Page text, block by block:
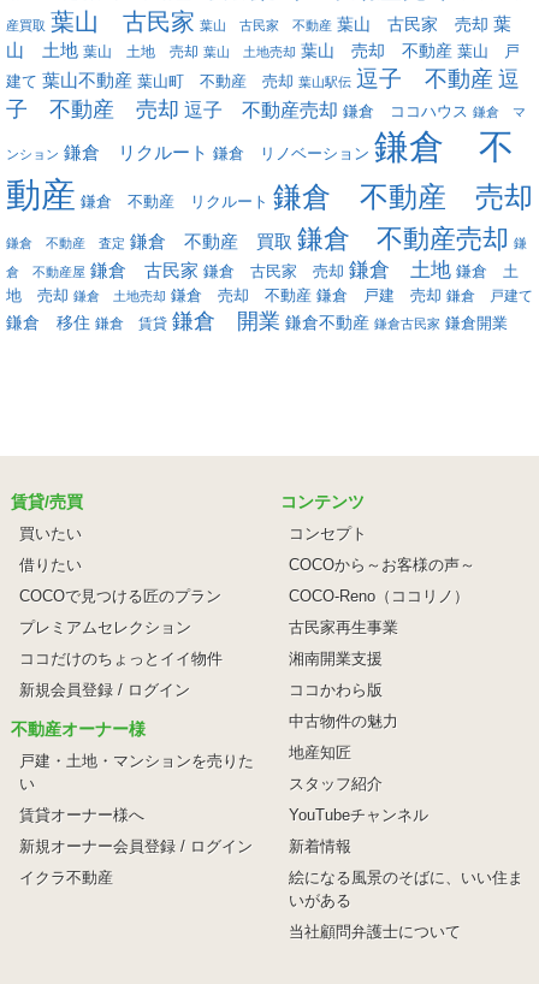
産買取 葉山 古民家 葉山 古民家 不動産 葉山 古民家 売却 葉
山 土地 葉山 土地 売却 葉山 土地売却 葉山 売却 不動産 葉山 戸
建て 葉山不動産 葉山町 不動産 売却 葉山駅伝 逗子 不動産 逗
子 不動産 売却 逗子 不動産売却 鎌倉 ココハウス 鎌倉 マ
ンション 鎌倉 リクルート 鎌倉 リノベーション 鎌倉 不
動産 鎌倉 不動産 リクルート 鎌倉 不動産 売却
鎌倉 不動産 査定 鎌倉 不動産 買取 鎌倉 不動産売却 鎌
倉 不動産屋 鎌倉 古民家 鎌倉 古民家 売却 鎌倉 土地 鎌倉 土
地 売却 鎌倉 土地売却 鎌倉 売却 不動産 鎌倉 戸建 売却 鎌倉 戸建て
鎌倉 移住 鎌倉 賃貸 鎌倉 開業 鎌倉不動産 鎌倉古民家 鎌倉開業
賃貸/売買
買いたい
借りたい
COCOで見つける匠のプラン
プレミアムセレクション
ココだけのちょっとイイ物件
新規会員登録 / ログイン
不動産オーナー様
戸建・土地・マンションを売りた
い
賃貸オーナー様へ
新規オーナー会員登録 / ログイン
イクラ不動産
コンテンツ
コンセプト
COCOから～お客様の声～
COCO-Reno（ココリノ）
古民家再生事業
湘南開業支援
ココかわら版
中古物件の魅力
地産知匠
スタッフ紹介
YouTubeチャンネル
新着情報
絵になる風景のそばに、 いい住ま
いがある
当社顧問弁護士について